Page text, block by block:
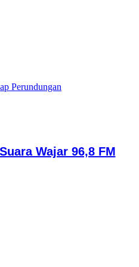
Perundungan
Wajar 96,8 FM